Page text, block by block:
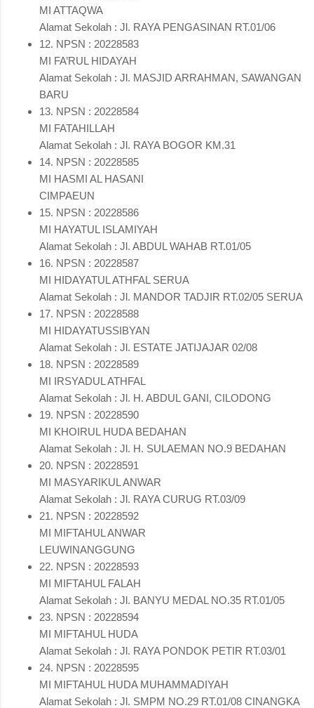
MI ATTAQWA
Alamat Sekolah : Jl. RAYA PENGASINAN RT.01/06
12. NPSN : 20228583
MI FA’RUL HIDAYAH
Alamat Sekolah : Jl. MASJID ARRAHMAN, SAWANGAN
BARU
13. NPSN : 20228584
MI FATAHILLAH
Alamat Sekolah : Jl. RAYA BOGOR KM.31
14. NPSN : 20228585
MI HASMI AL HASANI
CIMPAEUN
15. NPSN : 20228586
MI HAYATUL ISLAMIYAH
Alamat Sekolah : Jl. ABDUL WAHAB RT.01/05
16. NPSN : 20228587
MI HIDAYATUL ATHFAL SERUA
Alamat Sekolah : Jl. MANDOR TADJIR RT.02/05 SERUA
17. NPSN : 20228588
MI HIDAYATUSSIBYAN
Alamat Sekolah : Jl. ESTATE JATIJAJAR 02/08
18. NPSN : 20228589
MI IRSYADUL ATHFAL
Alamat Sekolah : Jl. H. ABDUL GANI, CILODONG
19. NPSN : 20228590
MI KHOIRUL HUDA BEDAHAN
Alamat Sekolah : Jl. H. SULAEMAN NO.9 BEDAHAN
20. NPSN : 20228591
MI MASYARIKUL ANWAR
Alamat Sekolah : Jl. RAYA CURUG RT.03/09
21. NPSN : 20228592
MI MIFTAHUL ANWAR
LEUWINANGGUNG
22. NPSN : 20228593
MI MIFTAHUL FALAH
Alamat Sekolah : Jl. BANYU MEDAL NO.35 RT.01/05
23. NPSN : 20228594
MI MIFTAHUL HUDA
Alamat Sekolah : Jl. RAYA PONDOK PETIR RT.03/01
24. NPSN : 20228595
MI MIFTAHUL HUDA MUHAMMADIYAH
Alamat Sekolah : Jl. SMPM NO.29 RT.01/08 CINANGKA